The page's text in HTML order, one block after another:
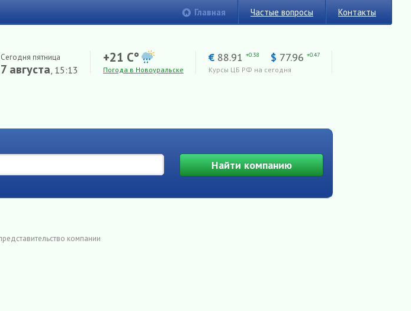
Главная Частые вопросы Контакты
Сегодня пятница
7 августа, 15:13
+21 C°
Погода в Новоуральске
€ 88.91 +0.38 $ 77.96 +0.47
Курсы ЦБ РФ на сегодня
Найтикомпанию
компании